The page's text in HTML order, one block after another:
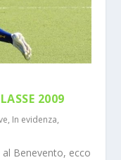
AL ...
2009
, In evidenza,
al Benevento, ecco